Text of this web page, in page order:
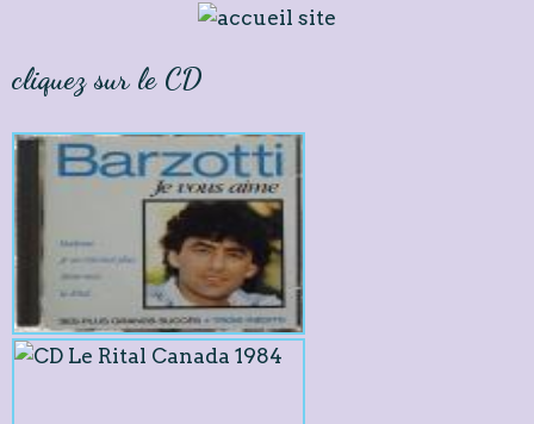
cliquez sur le CD